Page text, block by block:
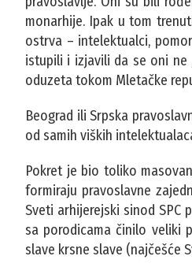
monarhije. Ipak u tom
ostrva – intelektualci,
istupili i izjavili da se oni ne
oduzeta tokom Mletačke
Beograd ili Srpska
od samih viških
Pokret je bio toliko
formiraju pravoslavne
Sveti arhijerejski sinod SPC
sa porodicama činilo veliki
slave krsne slave (najčešće